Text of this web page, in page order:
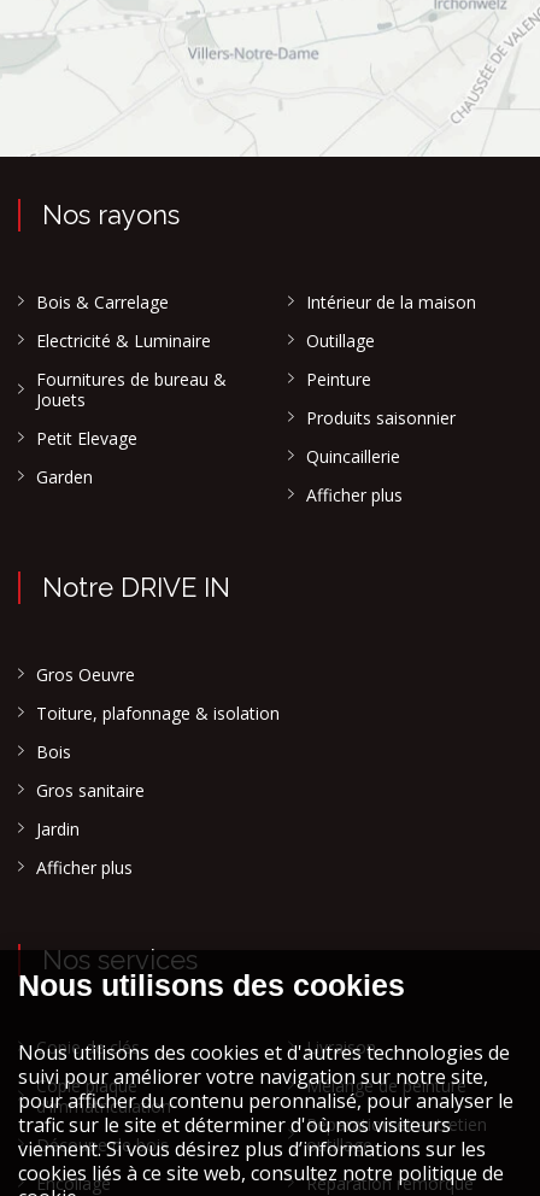
Nos rayons
Bois & Carrelage
Electricité & Luminaire
Fournitures de bureau &
Jouets
Petit Elevage
Garden
Intérieur de la maison
Outillage
Peinture
Produits saisonnier
Quincaillerie
Afficher plus
Notre DRIVE IN
Gros Oeuvre
Toiture, plafonnage & isolation
Bois
Gros sanitaire
Jardin
Afficher plus
Nos services
Copie de clés
Copie plaque
d'immatriculation
Découpe de bois
Encollage
Livraison
Mélange de peinture
Réparation et entretien
outillage
Réparation remorque